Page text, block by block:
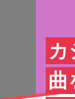
曲